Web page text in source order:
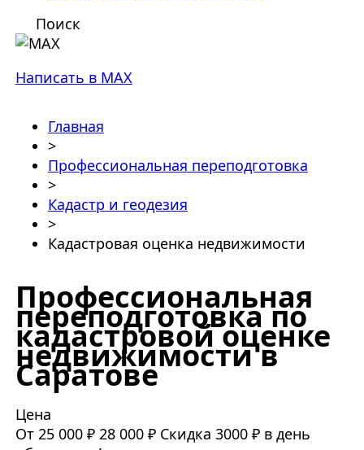
Поиск
Написать в MAX
Главная
>
Профессиональная переподготовка
>
Кадастр и геодезия
>
Кадастровая оценка недвижимости
Профессиональная
переподготовка по
кадастровой оценке
недвижимости в
Саратове
Цена
От 25 000 ₽ 28 000 ₽ Скидка 3000 ₽ в день